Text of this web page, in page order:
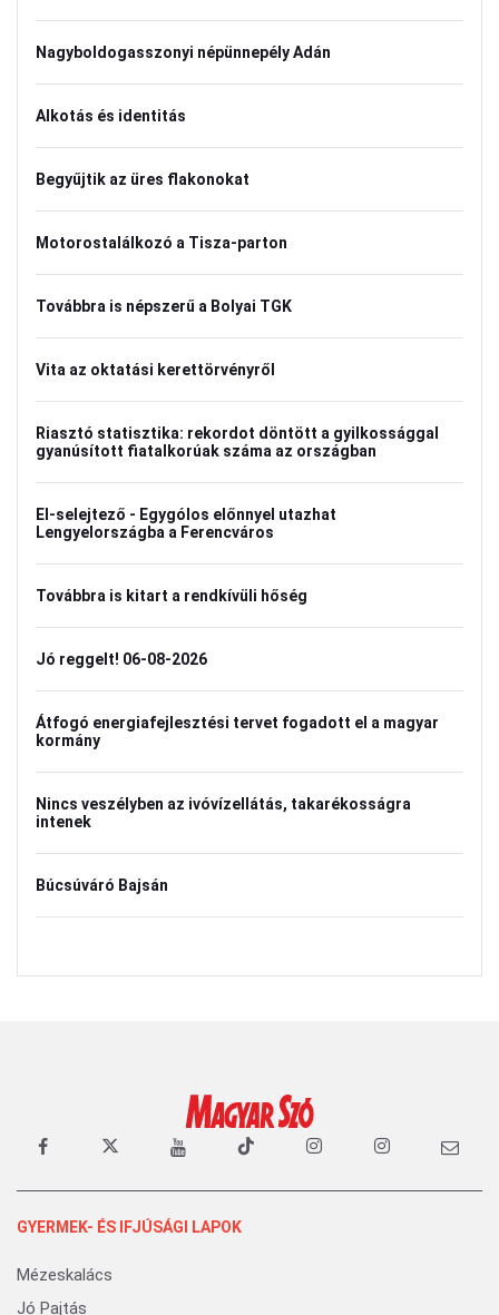
Nagyboldogasszonyi népünnepély Adán
Alkotás és identitás
Begyűjtik az üres flakonokat
Motorostalálkozó a Tisza-parton
Továbbra is népszerű a Bolyai TGK
Vita az oktatási kerettörvényről
Riasztó statisztika: rekordot döntött a gyilkossággal
gyanúsított fiatalkorúak száma az országban
El-selejtező - Egygólos előnnyel utazhat
Lengyelországba a Ferencváros
Továbbra is kitart a rendkívüli hőség
Jó reggelt! 06-08-2026
Átfogó energiafejlesztési tervet fogadott el a magyar
kormány
Nincs veszélyben az ivóvízellátás, takarékosságra
intenek
Búcsúváró Bajsán
GYERMEK- ÉS IFJÚSÁGI LAPOK
Mézeskalács
Jó Pajtás